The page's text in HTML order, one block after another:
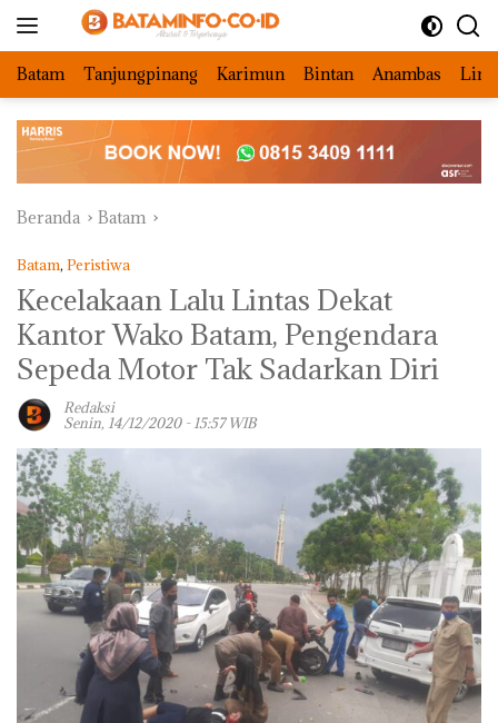
Batam Tanjungpinang Karimun Bintan Anambas
Beranda Batam
Batam, Peristiwa
Kecelakaan Lalu Lintas Dekat
Kantor Wako Batam, Pengendara
Sepeda Motor Tak Sadarkan Diri
Redaksi
Senin, 14/12/2020 - 15:57 WIB